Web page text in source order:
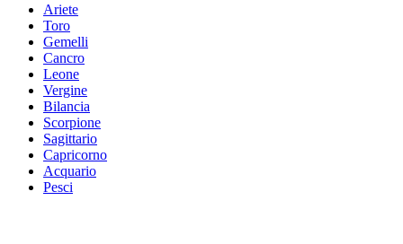
Ariete
Toro
Gemelli
Cancro
Leone
Vergine
Bilancia
Scorpione
Sagittario
Capricorno
Acquario
Pesci